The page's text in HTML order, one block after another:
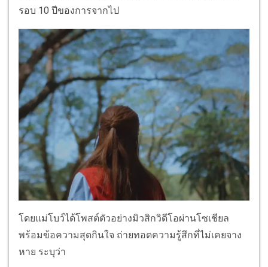
รอบ 10 ปีของการจากไป
โดยแม่โบว์ได้โพสต์ตัวอย่างมิวสิกวิดีโอผ่านโซเชียล
พร้อมข้อความสุดกินใจ ถ่ายทอดความรู้สึกที่ไม่เคยจาง
หาย ระบุว่า